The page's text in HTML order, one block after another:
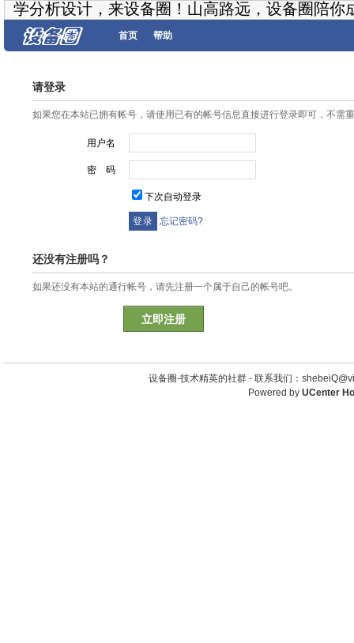
学分析设计，来设备圈！山高路远，设备圈陪你
首页 帮助
请登录
如果您在本站已拥有帐号，请使用已有的帐号信息直接进行登录即可，不需
用户名
密 码
下次自动登录
忘记密码?
还没有注册吗？
如果还没有本站的通行帐号，请先注册一个属于自己的帐号吧。
立即注册
设备圈-技术精英的社群 - 联系我们：
Powered by UCenter